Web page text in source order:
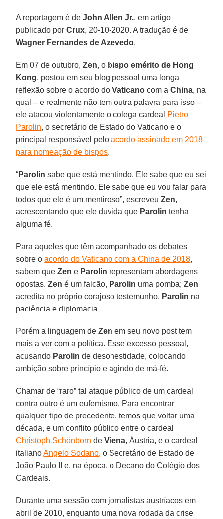
A reportagem é deJohn Allen Jr., em artigo
publicado porCrux, 20-10-2020. A tradução é de
Wagner Fernandes de Azevedo.
Em 07 de outubro,Zen, o bispo emérito de Hong
Kong, postou em seu blog pessoal uma longa
reflexão sobre o acordo doVaticano com aChina, na
qual – e realmente não tem outra palavra para isso –
ele atacou violentamente o colega cardeal Pietro
Parolin, o secretário de Estado do Vaticano e o
principal responsável peloacordo assinado em 2018
para nomeação de bispos.
“Parolin sabe que está mentindo. Ele sabe que eu sei
que ele está mentindo. Ele sabe que eu vou falar para
todos que ele é um mentiroso”, escreveuZen,
acrescentando que ele duvida que Parolin tenha
alguma fé.
Para aqueles que têm acompanhado os debates
sobre oacordo do Vaticano com a China de 2018,
sabem queZen e Parolin representam abordagens
opostas.Zen é um falcão, Parolin uma pomba;Zen
acredita no próprio corajoso testemunho, Parolin na
paciência e diplomacia.
Porém a linguagem deZen em seu novo post tem
mais a ver com a política. Esse excesso pessoal,
acusando Parolin de desonestidade, colocando
ambição sobre princípio e agindo de má-fé.
Chamar de “raro” tal ataque público de um cardeal
contra outro é um eufemismo. Para encontrar
qualquer tipo de precedente, temos que voltar uma
década, e um conflito público entre o cardeal
Christoph Schönborn deViena, Áustria, e o cardeal
italianoAngelo Sodano, o Secretário de Estado de
João Paulo II e, na época, o Decano do Colégio dos
Cardeais.
Durante uma sessão com jornalistas austríacos em
abril de 2010, enquanto uma nova rodada da crise